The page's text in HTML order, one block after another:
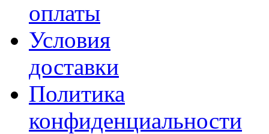
оплаты
Условия
доставки
Политика
конфиденциальности